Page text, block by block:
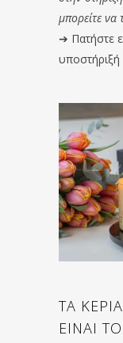
μπορείτε να
➔ Πατήστε
υποστήριξή
ΤΑ
ΕΙΝΑΙ